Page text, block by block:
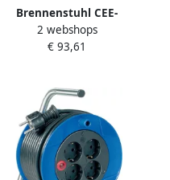
Brennenstuhl CEE-
verlengkabel 230V | IP44 |
25m | H07RN-F 3G2 5 |
2 webshops
€ 93,61